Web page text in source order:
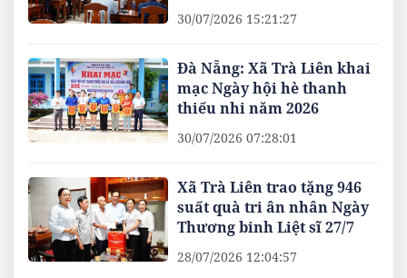
30/07/2026 15:21:27
Đà Nẵng: Xã Trà Liên khai
mạc Ngày hội hè thanh
thiếu nhi năm 2026
30/07/2026 07:28:01
Xã Trà Liên trao tặng 946
suất quà tri ân nhân Ngày
Thương binh Liệt sĩ 27/7
28/07/2026 12:04:57